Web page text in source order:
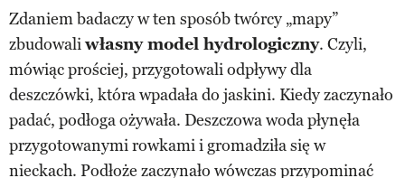
Zdaniem badaczy w ten sposób twórcy „mapy”
zbudowaliwłasny model hydrologiczny. Czyli,
mówiąc prościej, przygotowali odpływy dla
deszczówki, która wpadała do jaskini. Kiedy zaczynało
padać, podłoga ożywała. Deszczowa woda płynęła
przygotowanymi rowkami i gromadziła się w
nieckach. Podłoże zaczynało wówczas przypominać